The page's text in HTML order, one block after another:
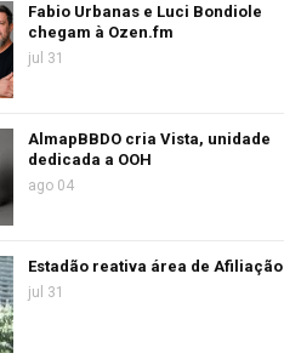
Fabio Urbanas e Luci Bondiole
chegam à Ozen.fm
jul 31
AlmapBBDO cria Vista, unidade
dedicada a OOH
ago 04
Estadão reativa área de Afiliação
jul 31